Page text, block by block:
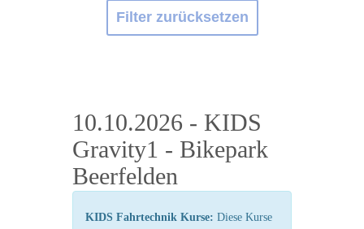
Filter zurücksetzen
10.10.2026 - KIDS
Gravity1 - Bikepark
Beerfelden
KIDS Fahrtechnik Kurse: Diese Kurse